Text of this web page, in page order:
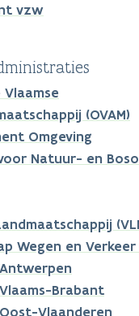
vzw
(OVAM)
Omgeving
Natuur- en
Wegen en Verkeer
Brabant
Vlaanderen